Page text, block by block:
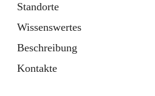
Standorte
Wissenswertes
Beschreibung
Kontakte
Tab
Der Buschenschank
öffnet
in
neuem
Tab